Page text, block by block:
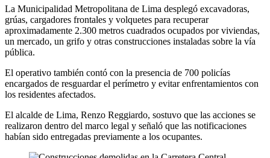
La Municipalidad Metropolitana de Lima desplegó excavadoras,
grúas, cargadores frontales y volquetes para recuperar
aproximadamente 2.300 metros cuadrados ocupados por viviendas,
un mercado, un grifo y otras construcciones instaladas sobre la vía
pública.
El operativo también contó con la presencia de 700 policías
encargados de resguardar el perímetro y evitar enfrentamientos con
los residentes afectados.
El alcalde de Lima, Renzo Reggiardo, sostuvo que las acciones se
realizaron dentro del marco legal y señaló que las notificaciones
habían sido entregadas previamente a los ocupantes.